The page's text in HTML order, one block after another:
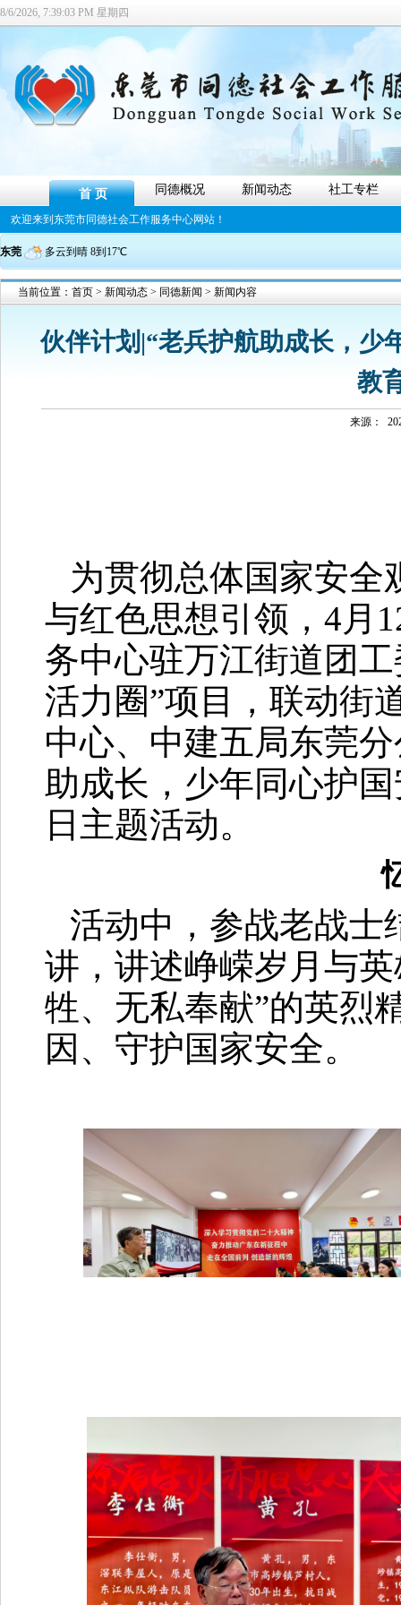
8/6/2026, 7:39:04 PM 星期四
首 页 同德概况 新闻动态 社工专栏
欢迎来到东莞市同德社会工作服务中心网站！
东莞 多云到晴 8到17℃
当前位置： 首页 > 新闻动态 > 同德新闻 > 新闻内容
伙伴计划|“老兵护航助成长，少
教
来源：
为贯彻总体国家安全
与红色思想引领，4月
务中心驻万江街道团
活力圈”项目，联动街
中心、中建五局东莞
助成长，少年同心护
日主题活动。
活动中，参战老战士
讲，讲述峥嵘岁月与
牲、无私奉献”的英烈
因、守护国家安全。